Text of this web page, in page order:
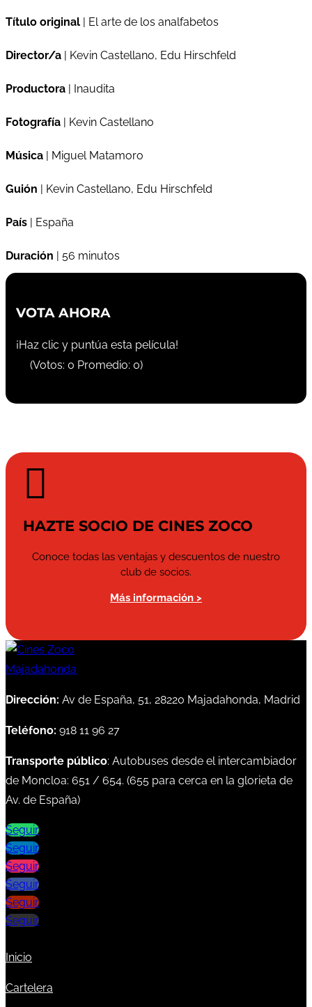
Título original | El arte de los analfabetos
Director/a | Kevin Castellano, Edu Hirschfeld
Productora | Inaudita
Fotografía | Kevin Castellano
Música | Miguel Matamoro
Guión | Kevin Castellano, Edu Hirschfeld
País | España
Duración | 56 minutos
VOTA AHORA
¡Haz clic y puntúa esta película!
(Votos: 0 Promedio: 0)

HAZTE SOCIO DE CINES ZOCO
Conoce todas las ventajas y descuentos de nuestro
club de socios.
Más información >
Dirección: Av de España, 51, 28220 Majadahonda, Madrid
Teléfono: 918 11 96 27
Transporte público: Autobuses desde el intercambiador
de Moncloa: 651 / 654. (655 para cerca en la glorieta de
Av. de España)
Seguir
Seguir
Seguir
Seguir
Seguir
Seguir
Inicio
Cartelera